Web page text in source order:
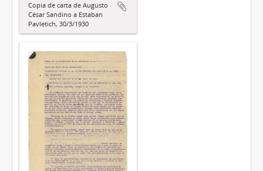
Copia de carta de Augusto
César Sandino a Estaban
Pavletich, 30/3/1930